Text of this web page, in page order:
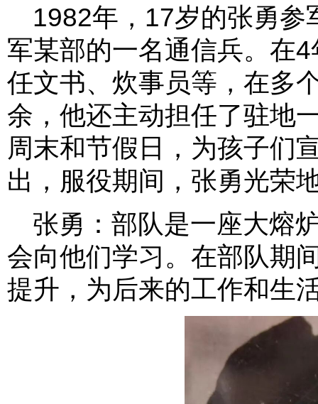
1982年，17岁的张勇参
军某部的一名通信兵。在
任文书、炊事员等，在多
余，他还主动担任了驻地
周末和节假日，为孩子们
出，服役期间，张勇光荣
张勇：部队是一座大熔
会向他们学习。在部队期
提升，为后来的工作和生